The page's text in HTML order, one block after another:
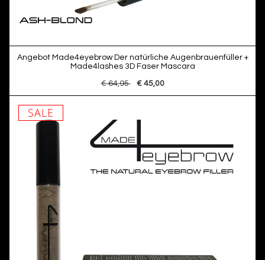
Angebot Made4eyebrow Der natürliche Augenbrauenfüller +
Made4lashes 3D Faser Mascara
€ 64,95 € 45,00
SALE